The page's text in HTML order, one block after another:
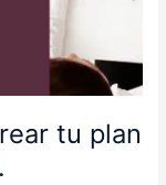
tu plan